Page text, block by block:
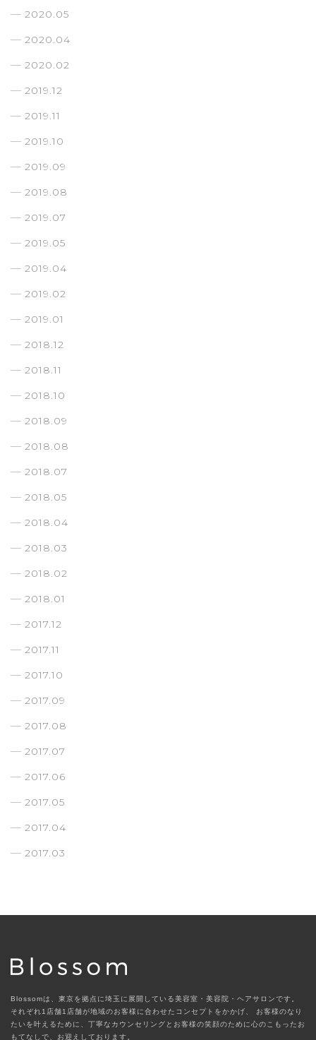
2020.05
2020.04
2020.02
2019.12
2019.11
2019.10
2019.09
2019.08
2019.07
2019.05
2019.04
2019.02
2019.01
2018.12
2018.11
2018.10
2018.09
2018.08
2018.07
2018.05
2018.04
2018.03
2018.02
2018.01
2017.12
2017.11
2017.10
2017.09
2017.08
2017.07
2017.06
2017.05
2017.04
2017.03
Blossomは、東京を拠点に埼玉に展開している美容室・美容院・ヘアサロンです。
それぞれ1店舗1店舗が地域のお客様に合わせたコンセプトをかかげ、
お客様のなり
たいを叶えるために、丁寧なカウンセリングとお客様の笑顔のために心のこもったお
もてなしで、お迎えしております。